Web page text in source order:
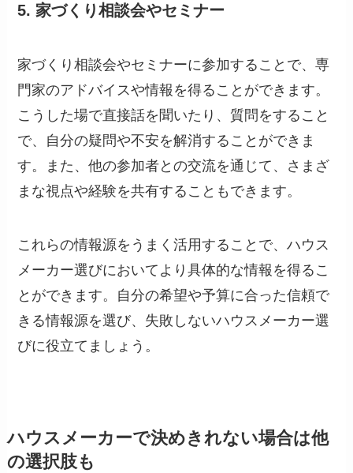
5. 家づくり相談会やセミナー
家づくり相談会やセミナーに参加することで、専
門家のアドバイスや情報を得ることができます。
こうした場で直接話を聞いたり、質問をすること
で、自分の疑問や不安を解消することができま
す。また、他の参加者との交流を通じて、さまざ
まな視点や経験を共有することもできます。
これらの情報源をうまく活用することで、ハウス
メーカー選びにおいてより具体的な情報を得るこ
とができます。自分の希望や予算に合った信頼で
きる情報源を選び、失敗しないハウスメーカー選
びに役立てましょう。
ハウスメーカーで決めきれない場合は他
の選択肢も